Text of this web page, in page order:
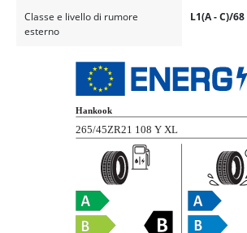
Classe e livello di rumore
esterno
L1(A - C)/68